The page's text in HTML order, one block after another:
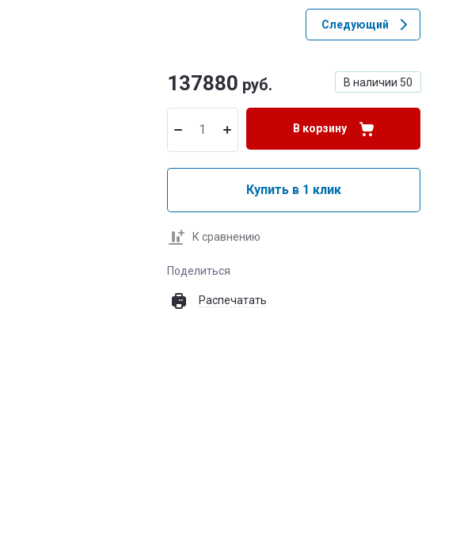
Следующий
В наличии 50
137880 руб.
В корзину
Купить в 1 клик
К сравнению
Поделиться
Распечатать